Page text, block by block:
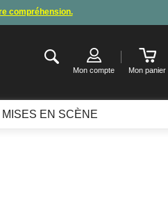
compréhension.
attendre notre appel pour les consignes.
Mon compte Mon panier
MISES EN SCÈNE